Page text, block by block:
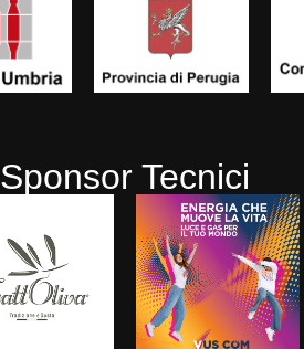
Sponsor Tecnici